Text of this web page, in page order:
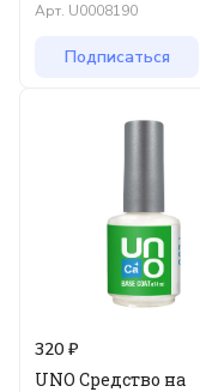
Арт. U0008190
Подписаться
320 ₽
UNO Средство на